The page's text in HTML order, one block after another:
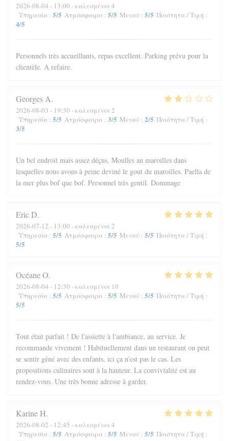
2026-08-04 - 13:00 - καλεσμένοι 4
Υπηρεσία : 5/5 Ατμόσφαιρα : 5/5 Μενού : 5/5 Ποιότητα / Τιμή :
4/5
Personnels très accueillants, repas excellent. Parking prévu pour la
clientèle. A refaire.
Georges A
2026-08-03 - 19:30 - καλεσμένοι 2
Υπηρεσία : 5/5 Ατμόσφαιρα : 3/5 Μενού : 2/5 Ποιότητα / Τιμή :
3/5
Un bel endroit mais assez déçus. Moulles au maroilles dans
lesquelles nous avons à peine deviné le gout du maroilles. Paella de
la mer plus bof que bof. Personnel très gentil. Dommage
EricD
2026-07-12 - 13:00 - καλεσμένοι 2
Υπηρεσία : 5/5 Ατμόσφαιρα : 5/5 Μενού : 5/5 Ποιότητα / Τιμή :
5/5
OcéaneO
2026-08-04 - 12:30 - καλεσμένοι 10
Υπηρεσία : 5/5 Ατμόσφαιρα : 5/5 Μενού : 5/5 Ποιότητα / Τιμή :
5/5
Tout était parfait ! De l'assiette à l'ambiance, au service. Je
recommande vivement ! Habituellement dans un restaurant on peut
se sentir gêné avec des enfants, ici ça n'est pas le cas. Les
propositions culinaires sont à la hauteur. La convivialité est au
rendez-vous. Une très bonne adresse à garder.
KarineH
2026-08-02 - 12:45 - καλεσμένοι 4
Υπηρεσία : 5/5 Ατμόσφαιρα : 5/5 Μενού : 5/5 Ποιότητα / Τιμή :